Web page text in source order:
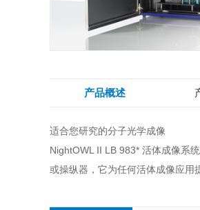
产品概述
适合您研究的分子光学成像
NightOWL II LB 983* 活体成像系
或操纵器，它为任何活体成像应用